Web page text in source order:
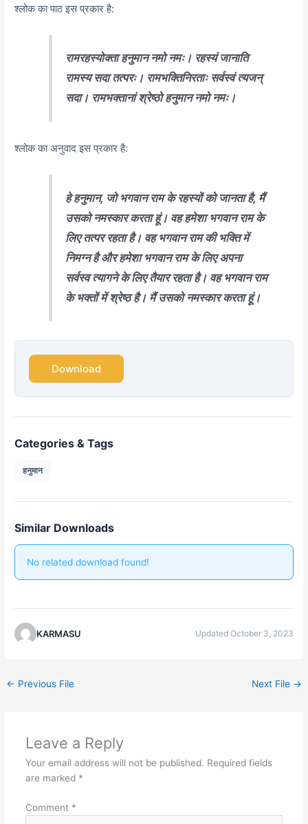
श्लोक का पाठ इस प्रकार है:
रामरहस्योक्ता हनुमान नमो नमः। रहस्यं जानाति
रामस्य सदा तत्परः। रामभक्तिनिरताः सर्वस्वं त्यजन्
सदा। रामभक्तानां श्रेष्ठो हनुमान नमो नमः।
श्लोक का अनुवाद इस प्रकार है:
हे हनुमान, जो भगवान राम के रहस्यों को जानता है, मैं
उसको नमस्कार करता हूं। वह हमेशा भगवान राम के
लिए तत्पर रहता है। वह भगवान राम की भक्ति में
निमग्न है और हमेशा भगवान राम के लिए अपना
सर्वस्व त्यागने के लिए तैयार रहता है। वह भगवान राम
के भक्तों में श्रेष्ठ है। मैं उसको नमस्कार करता हूं।
Download
Categories & Tags
हनुमान
Similar Downloads
No related download found!
KARMASU Updated October 3, 2023
← Previous File Next File →
Leave a Reply
Your email address will not be published. Required fields
are marked *
Comment *